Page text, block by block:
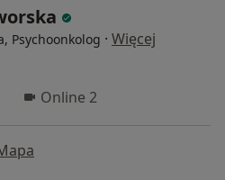
Psychoonkolog · Więcej
Online 2